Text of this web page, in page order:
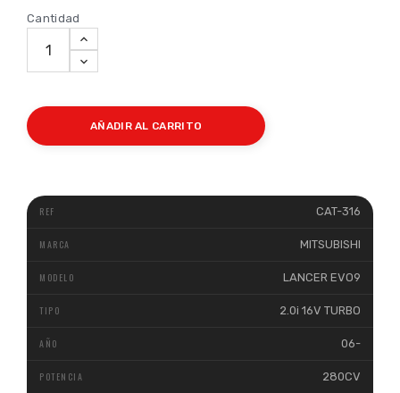
Cantidad
AÑADIR AL CARRITO
CAT-316
MITSUBISHI
LANCER EVO9
2.0i 16V TURBO
06-
280CV